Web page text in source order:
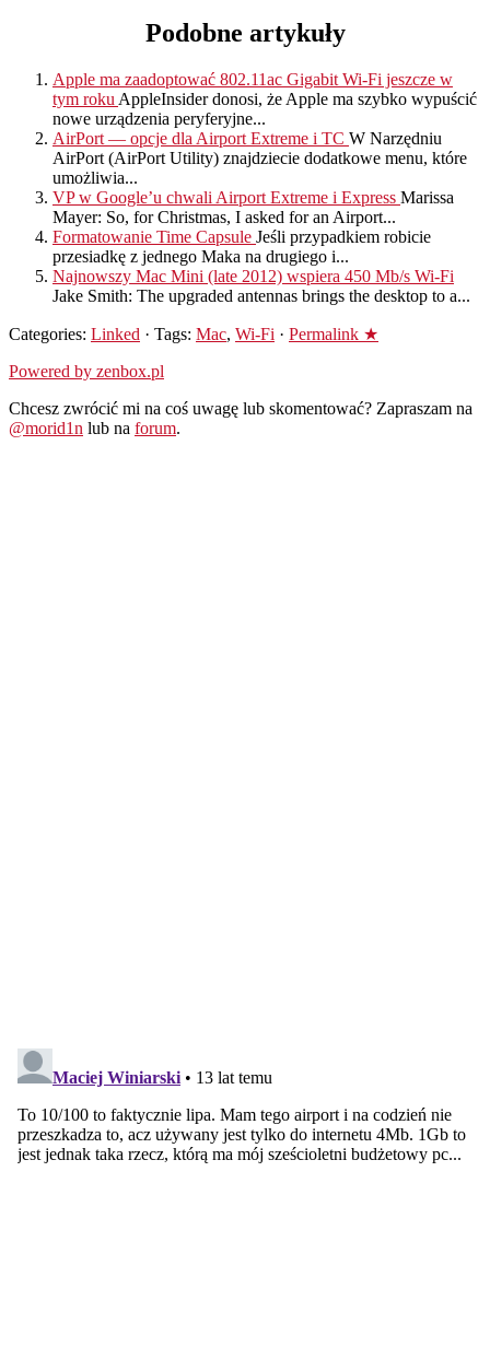
Podobne artykuły
Apple ma zaadoptować 802.11ac Gigabit Wi-Fi jeszcze w
tym roku AppleInsider donosi, że Apple ma szybko wypuścić
nowe urządzenia peryferyjne...
AirPort — opcje dla Airport Extreme i TC W Narzędniu
AirPort (AirPort Utility) znajdziecie dodatkowe menu, które
umożliwia...
VP w Google’u chwali Airport Extreme i Express Marissa
Mayer: So, for Christmas, I asked for an Airport...
Formatowanie Time Capsule Jeśli przypadkiem robicie
przesiadkę z jednego Maka na drugiego i...
Najnowszy Mac Mini (late 2012) wspiera 450 Mb/s Wi-Fi
Jake Smith: The upgraded antennas brings the desktop to a...
Categories: Linked · Tags: Mac, Wi-Fi · Permalink ★
Powered by zenbox.pl
Chcesz zwrócić mi na coś uwagę lub skomentować? Zapraszam na
@morid1n lub na forum.